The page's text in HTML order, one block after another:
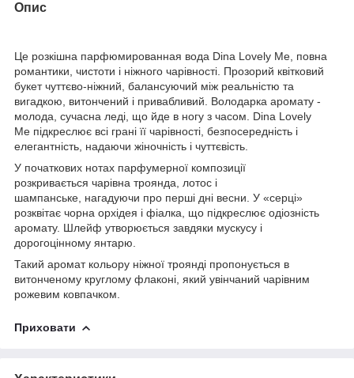
Опис
Це розкішна парфюмированная вода Dina Lovely Me, повна
романтики, чистоти і ніжного чарівності. Прозорий квітковий
букет чуттєво-ніжний, балансуючий між реальністю та
вигадкою, витончений і привабливий. Володарка аромату -
молода, сучасна леді, що йде в ногу з часом. Dina Lovely
Me підкреслює всі грані її чарівності, безпосередність і
елегантність, надаючи жіночність і чуттєвість.
У початкових нотах парфумерної композиції
розкривається чарівна троянда, лотос і
шампанське, нагадуючи про перші дні весни. У «серці»
розквітає чорна орхідея і фіалка, що підкреслює одіозність
аромату. Шлейф утворюється завдяки мускусу і
дорогоцінному янтарю.
Такий аромат кольору ніжної троянді пропонується в
витонченому круглому флаконі, який увінчаний чарівним
рожевим ковпачком.
Приховати